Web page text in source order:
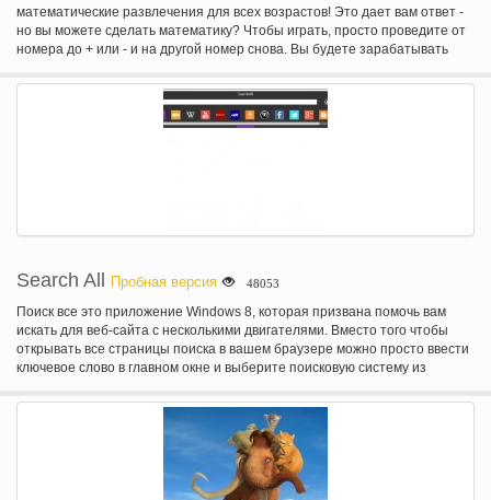
математические развлечения для всех возрастов! Это дает вам ответ -
но вы можете сделать математику? Чтобы играть, просто проведите от
номера до + или - и на другой номер снова. Вы будете зарабатывать
разблокировать все звезды и перейти в следующий раунд? Каждый
раунд приносит новую цветовую схему и после нескольких раундов, вам
даже будет представлен совершенно новый режим игры: бесплатно
Search All Пробная версия 48053
Поиск все это приложение Windows 8, которая призвана помочь вам
искать для веб-сайта с несколькими двигателями. Вместо того чтобы
открывать все страницы поиска в вашем браузере можно просто ввести
ключевое слово в главном окне и выберите поисковую систему из
можете открыть любой из них для того, чтобы читать веб-страницы.